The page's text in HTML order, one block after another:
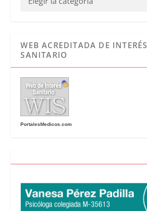
WEB ACREDITADA DE INTERÉS
SANITARIO
PortalesMedicos.com